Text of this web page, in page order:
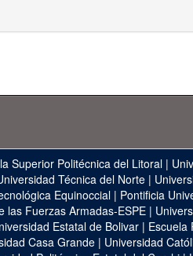
Superior Politécnica del Litoral |
Técnica del Norte|
Equinoccial| Pontificia
las Fuerzas Armadas-ESPE |
Estatal de Bolivar| Escuela
Casa Grande | Universidad